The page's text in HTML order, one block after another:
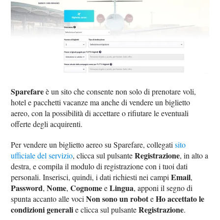
Sparefareè un sito che consente non solo di prenotare voli,
hotel e pacchetti vacanze ma anche di vendere un biglietto
aereo, con la possibilità di accettare o rifiutare le eventuali
offerte degli acquirenti.
Per vendere un biglietto aereo su Sparefare, collegatisito
ufficiale del servizio, clicca sul pulsanteRegistrazione, in alto a
destra, e compila il modulo di registrazione con i tuoi dati
personali. Inserisci, quindi, i dati richiesti nei campiEmail,
Password,Nome,CognomeeLingua, apponi il segno di
spunta accanto alle vociNon sono un roboteHo accettato le
condizioni generalie clicca sul pulsanteRegistrazione.